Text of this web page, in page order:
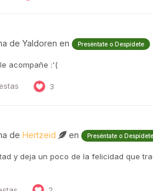
de Yaldoren en Preséntate o Despídete
acompañe :'(
3
de Hertzeid en Preséntate o Despídete
y deja un poco de la felicidad que